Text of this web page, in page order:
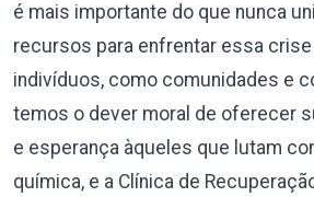
é mais importante do que nunca
recursos para enfrentar essa
indivíduos, como comunidades e
temos o dever moral de oferecer
e esperança àqueles que lutam
química, e a Clínica de